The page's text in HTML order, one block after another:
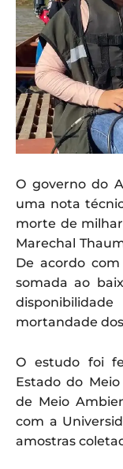
O governo do
uma nota
morte de
Marechal
De acordo
somada ao
mortandade
O estudo foi
Estado do
de Meio
com a
amostras